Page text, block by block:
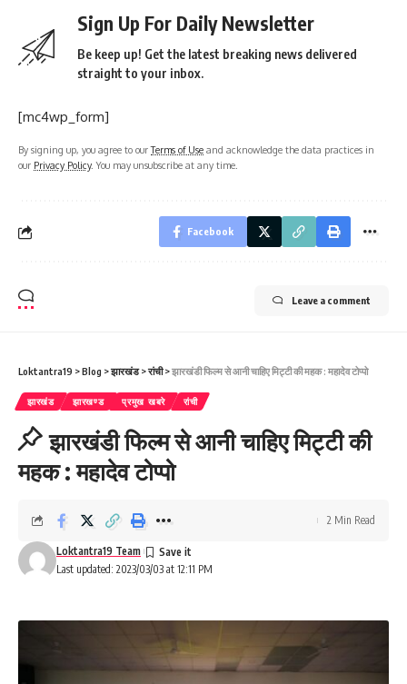
Sign Up For Daily Newsletter
Be keep up! Get the latest breaking news delivered
straight to your inbox.
[mc4wp_form]
By signing up, you agree to ourTerms of Use and acknowledge the data practices in
our Privacy Policy. You may unsubscribe at any time.
Facebook
Leave a comment
Loktantra19 >Blog >झारखंड>रांची>झारखंडी फिल्म से आनी चाहिए मिट्टी की महक : महादेव टोप्पो
झारखंड झारखण्ड प्रमुख खबरे रांची
झारखंडी फिल्म से आनी चाहिए मिट्टी की
महक : महादेव टोप्पो
Last updated: 2023/03/03 at 12:11 PM
Loktantra19 Team
2 Min Read